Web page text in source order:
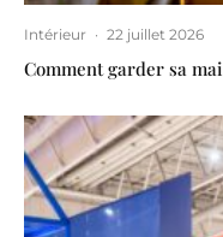
Intérieur · 22 juillet 2026
Comment garder sa